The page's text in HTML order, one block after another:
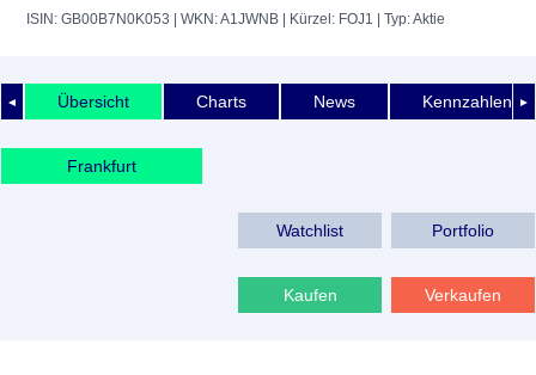
ISIN: GB00B7N0K053 | WKN: A1JWNB | Kürzel: FOJ1 | Typ: Aktie
◄ ►
Übersicht Charts News Kennzahlen
Frankfurt
Watchlist Portfolio
Kaufen Verkaufen